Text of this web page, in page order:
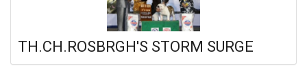
TH.CH.ROSBRGH'S STORM SURGE